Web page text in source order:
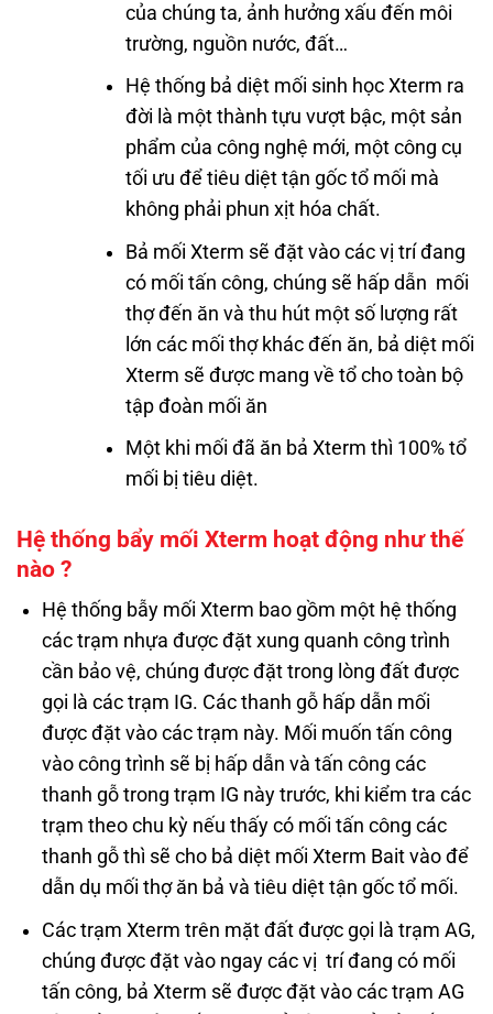
của chúng ta, ảnh hưởng xấu đến môi
trường, nguồn nước, đất…
Hệ thống bả diệt mối sinh học Xterm ra
đời là một thành tựu vượt bậc, một sản
phẩm của công nghệ mới, một công cụ
tối ưu để tiêu diệt tận gốc tổ mối mà
không phải phun xịt hóa chất.
Bả mối Xterm sẽ đặt vào các vị trí đang
có mối tấn công, chúng sẽ hấp dẫn mối
thợ đến ăn và thu hút một số lượng rất
lớn các mối thợ khác đến ăn, bả diệt mối
Xterm sẽ được mang về tổ cho toàn bộ
tập đoàn mối ăn
Một khi mối đã ăn bả Xterm thì 100% tổ
mối bị tiêu diệt.
Hệ thống bẩy mối Xterm hoạt động như thế
nào ?
Hệ thống bẫy mối Xterm bao gồm một hệ thống
các trạm nhựa được đặt xung quanh công trình
cần bảo vệ, chúng được đặt trong lòng đất được
gọi là các trạm IG. Các thanh gỗ hấp dẫn mối
được đặt vào các trạm này. Mối muốn tấn công
vào công trình sẽ bị hấp dẫn và tấn công các
thanh gỗ trong trạm IG này trước, khi kiểm tra các
trạm theo chu kỳ nếu thấy có mối tấn công các
thanh gỗ thì sẽ cho bả diệt mối Xterm Bait vào để
dẫn dụ mối thợ ăn bả và tiêu diệt tận gốc tổ mối.
Các trạm Xterm trên mặt đất được gọi là trạm AG,
chúng được đặt vào ngay các vị trí đang có mối
tấn công, bả Xterm sẽ được đặt vào các trạm AG